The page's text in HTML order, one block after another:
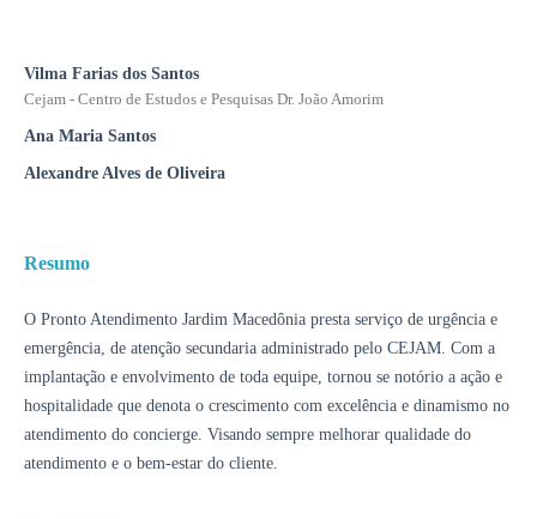
Vilma Farias dos Santos
Cejam - Centro de Estudos e Pesquisas Dr. João Amorim
Ana Maria Santos
Alexandre Alves de Oliveira
Resumo
O Pronto Atendimento Jardim Macedônia presta serviço de urgência e
emergência, de atenção secundaria administrado pelo CEJAM. Com a
implantação e envolvimento de toda equipe, tornou se notório a ação e
hospitalidade que denota o crescimento com excelência e dinamismo no
atendimento do concierge. Visando sempre melhorar qualidade do
atendimento e o bem-estar do cliente.